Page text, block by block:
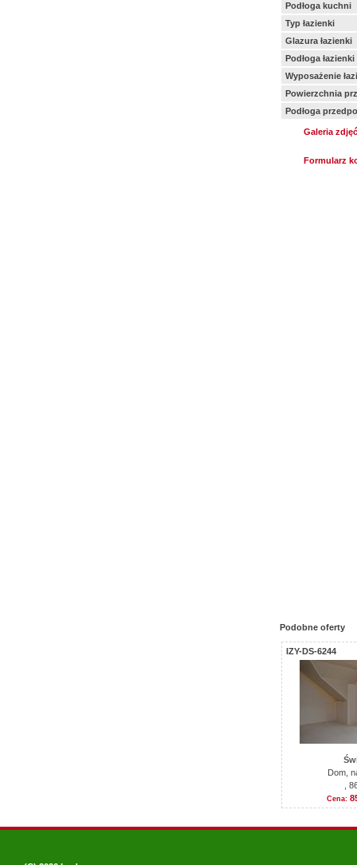
Podłoga kuchni
Typ łazienki
Glazura łazienki
Podłoga łazienki
Wyposażenie
Powierzchnia
Podłoga
Galeria zdjęć
Formularz
Podobne oferty
IZY-DS-6244
Dom,
,
Cena: